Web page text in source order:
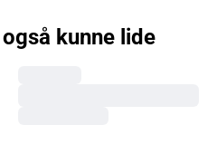
kunne lide